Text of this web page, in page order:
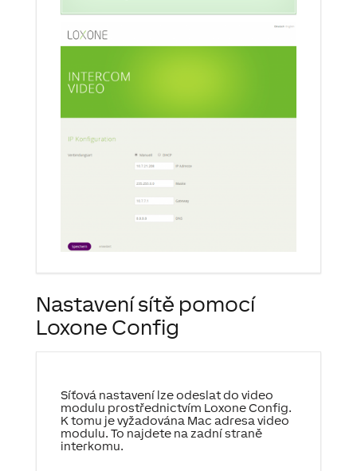
Nastavení sítě pomocí
Loxone Config
Síťová nastavení lze odeslat do video
modulu prostřednictvím Loxone Config.
K tomu je vyžadována Mac adresa video
modulu. To najdete na zadní straně
interkomu.